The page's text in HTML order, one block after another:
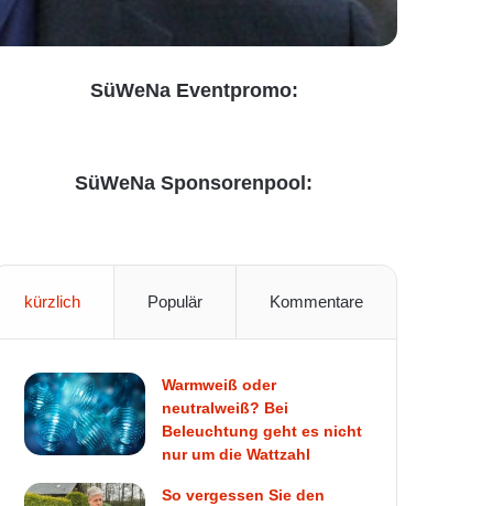
SüWeNa Eventpromo:
SüWeNa Sponsorenpool:
kürzlich Populär Kommentare
Warmweiß oder
neutralweiß? Bei
Beleuchtung geht es nicht
nur um die Wattzahl
So vergessen Sie den